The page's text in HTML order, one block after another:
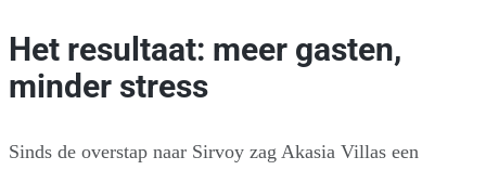
Het resultaat: meer gasten,
minder stress
Sinds de overstap naar Sirvoy zag Akasia Villas een